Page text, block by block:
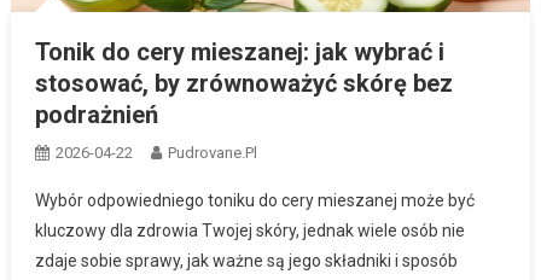
Tonik do cery mieszanej: jak wybrać i
stosować, by zrównoważyć skórę bez
podrażnień
2026-04-22 Pudrovane.pl
Wybór odpowiedniego toniku do cery mieszanej może być
kluczowy dla zdrowia Twojej skóry, jednak wiele osób nie
zdaje sobie sprawy, jak ważne są jego składniki i sposób